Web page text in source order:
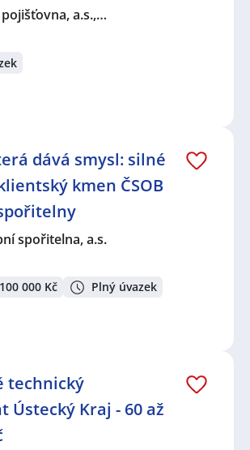
a.s.,…
dává smysl: silné
kmen ČSOB
spořitelna, a.s.
000 Kč Plný úvazek
technický
Ústecký Kraj - 60 až